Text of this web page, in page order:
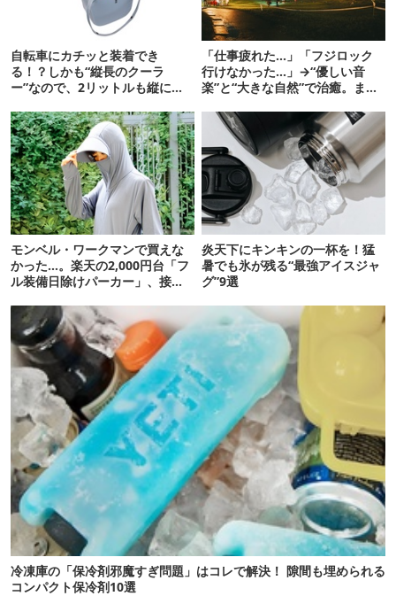
自転車にカチッと装着でき
る！？しかも“縦長のクーラ
ー”なので、2リットルも縦に入
「仕事疲れた…」「フジロック
行けなかった…」→“優しい音
楽”と“大きな自然”で治癒。まだ
モンベル・ワークマンで買えな
かった…。楽天の2,000円台「フ
ル装備日除けパーカー」、接触
炎天下にキンキンの一杯を！猛
暑でも氷が残る“最強アイスジャ
グ”9選
冷凍庫の「保冷剤邪魔すぎ問題」はコレで解決！ 隙間も埋められる
コンパクト保冷剤10選